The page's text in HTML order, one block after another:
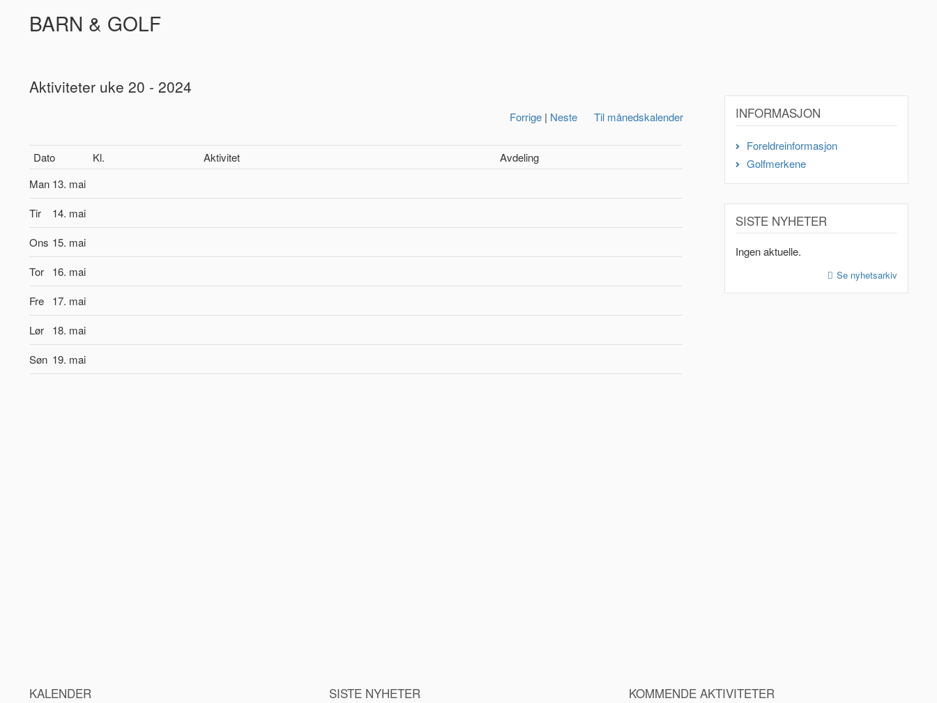
BARN & GOLF
Aktiviteter uke 20 - 2024
Forrige| Neste Til månedskalender
Dato Kl. Aktivitet
Avdeling
Man 13. mai
Tir
14. mai
Ons 15. mai
Tor
16. mai
Fre
17. mai
Lør
18. mai
Søn 19. mai
INFORMASJON
Foreldreinformasjon
Golfmerkene
SISTE NYHETER
Ingen aktuelle.
Se nyhetsarkiv
KALENDER SISTE NYHETER KOMMENDE AKTIVITETER